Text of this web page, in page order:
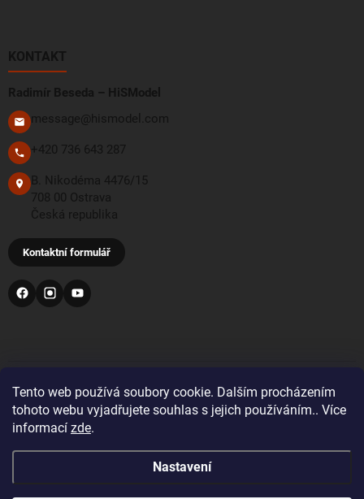
Tento web používá soubory cookie. Dalším procházením
tohoto webu vyjadřujete souhlas s jejich používáním.. Více
informací zde.
Nastavení
Pro objednávky z Velké Británie a Švýcarska se prosím
KONTAKT
Radimír Beseda – HiSModel
message@hismodel.com
+420 736 643 287
B. Nikodéma 4476/15
708 00 Ostrava
Česká republika
Kontaktní formulář
PŘIJÍMÁME TYTO PLATEBNÍ METODY